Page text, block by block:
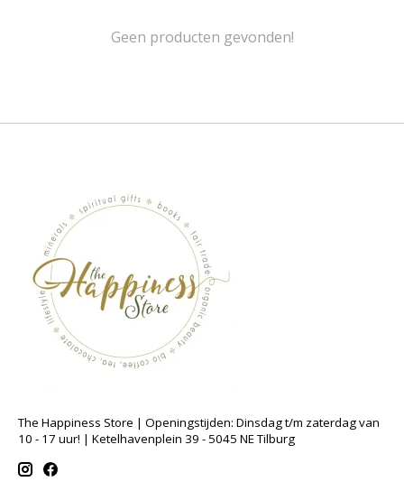
Geen producten gevonden!
The Happiness Store | Openingstijden: Dinsdag t/m zaterdag van
10 - 17 uur! | Ketelhavenplein 39 - 5045 NE Tilburg